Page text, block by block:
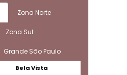
Zona Norte
Zona Sul
Grande São Paulo
Bela Vista